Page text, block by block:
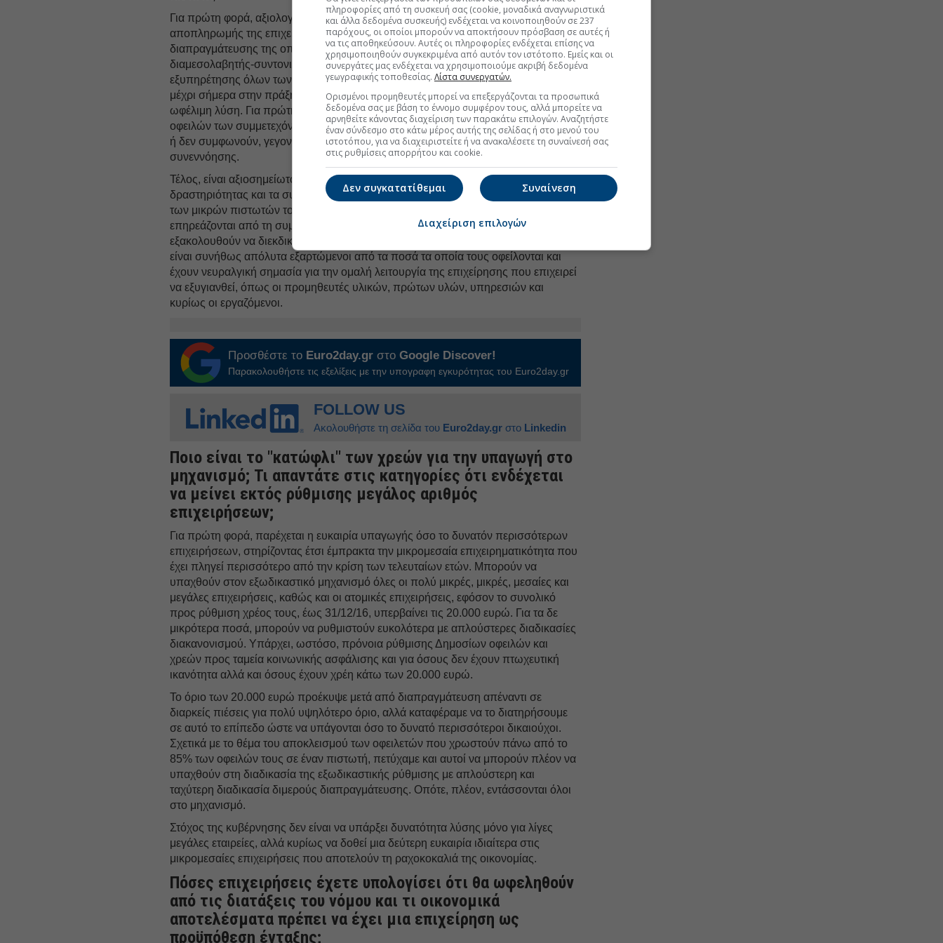
Για πρώτη φορά, αξιολογείται με αντικειμενικά κριτήρια η πραγματική ικανότητα
αποπληρωμής της επιχείρησης και κατόπιν διαφανούς διαδικασίας
διαπραγμάτευσης της οποίας εγγυητής είναι ένας πιστοποιημένος ενδιάμεσος
διαμεσολαβητής-συντονιστής διαμορφώνεται ένα κοινώς συμφωνημένο πλάνο
εξυπηρέτησης όλων των χρεών βάσει αυτής -και όχι αντιστρόφως όπως γινόταν
μέχρι σήμερα στην πράξη- εξασφαλίζοντας μια ολοκληρωμένη και οικονομικά
ωφέλιμη λύση. Για πρώτη φορά, επίσης, οι πιστωτές που έχουν το 60% των
οφειλών των συμμετεχόντων, δεσμεύει τους υπόλοιπους πιστωτές που αδρανούν
ή δεν συμφωνούν, γεγονός που ενδέχεται να επιφέρει ουσιαστικές ευκαιρίες
συνεννόησης.
Τέλος, είναι αξιοσημείωτο για την ομαλή λειτουργία της οικονομικής
δραστηριότητας και τα συμφέροντα των εργαζομένων ότι εξαιρέσαμε τις απαιτήσεις
των μικρών πιστωτών του οφειλέτη που μπαίνει στον μηχανισμό. Αυτές δεν
επηρεάζονται από τη συμφωνία αναδιάρθρωσης, από τυχόν «κουρέματα» κλπ και
εξακολουθούν να διεκδικούν το σύνολο των απαιτήσεων τους. Οι μικροί πιστωτές
είναι συνήθως απόλυτα εξαρτώμενοι από τα ποσά τα οποία τους οφείλονται και
έχουν νευραλγική σημασία για την ομαλή λειτουργία της επιχείρησης που επιχειρεί
να εξυγιανθεί, όπως οι προμηθευτές υλικών, πρώτων υλών, υπηρεσιών και
κυρίως οι εργαζόμενοι.
Προσθέστε το Euro2day.gr στοGoogle Discover!
Παρακολουθήστε τις εξελίξεις με την υπογραφη εγκυρότητας του Euro2day.gr
FOLLOW US
Ακολουθήστε τη σελίδα του Euro2day.gr στο Linkedin
Ποιο είναι το "κατώφλι" των χρεών για την υπαγωγή στο
μηχανισμό; Τι απαντάτε στις κατηγορίες ότι ενδέχεται
να μείνει εκτός ρύθμισης μεγάλος αριθμός
επιχειρήσεων;
Για πρώτη φορά, παρέχεται η ευκαιρία υπαγωγής όσο το δυνατόν περισσότερων
επιχειρήσεων, στηρίζοντας έτσι έμπρακτα την μικρομεσαία επιχειρηματικότητα που
έχει πληγεί περισσότερο από την κρίση των τελευταίων ετών. Μπορούν να
υπαχθούν στον εξωδικαστικό μηχανισμό όλες οι πολύ μικρές, μικρές, μεσαίες και
μεγάλες επιχειρήσεις, καθώς και οι ατομικές επιχειρήσεις, εφόσον το συνολικό
προς ρύθμιση χρέος τους, έως 31/12/16, υπερβαίνει τις 20.000 ευρώ. Για τα δε
μικρότερα ποσά, μπορούν να ρυθμιστούν ευκολότερα με απλούστερες διαδικασίες
διακανονισμού. Υπάρχει, ωστόσο, πρόνοια ρύθμισης Δημοσίων οφειλών και
χρεών προς ταμεία κοινωνικής ασφάλισης και για όσους δεν έχουν πτωχευτική
ικανότητα αλλά και όσους έχουν χρέη κάτω των 20.000 ευρώ.
Το όριο των 20.000 ευρώ προέκυψε μετά από διαπραγμάτευση απέναντι σε
διαρκείς πιέσεις για πολύ υψηλότερο όριο, αλλά καταφέραμε να το διατηρήσουμε
σε αυτό το επίπεδο ώστε να υπάγονται όσο το δυνατό περισσότεροι δικαιούχοι.
Σχετικά με το θέμα του αποκλεισμού των οφειλετών που χρωστούν πάνω από το
85% των οφειλών τους σε έναν πιστωτή, πετύχαμε και αυτοί να μπορούν πλέον να
υπαχθούν στη διαδικασία της εξωδικαστικής ρύθμισης με απλούστερη και
ταχύτερη διαδικασία διμερούς διαπραγμάτευσης. Οπότε, πλέον, εντάσσονται όλοι
στο μηχανισμό.
Στόχος της κυβέρνησης δεν είναι να υπάρξει δυνατότητα λύσης μόνο για λίγες
μεγάλες εταιρείες, αλλά κυρίως να δοθεί μια δεύτερη ευκαιρία ιδιαίτερα στις
μικρομεσαίες επιχειρήσεις που αποτελούν τη ραχοκοκαλιά της οικονομίας.
Πόσες επιχειρήσεις έχετε υπολογίσει ότι θα ωφεληθούν
από τις διατάξεις του νόμου και τι οικονομικά
αποτελέσματα πρέπει να έχει μια επιχείρηση ως
προϋπόθεση ένταξης;
πληροφορίες από τη συσκευή σας (cookie, μοναδικά αναγνωριστικά
και άλλα δεδομένα συσκευής) ενδέχεται να κοινοποιηθούν σε 237
παρόχους, οι οποίοι μπορούν να αποκτήσουν πρόσβαση σε αυτές ή
να τις αποθηκεύσουν. Αυτές οι πληροφορίες ενδέχεται επίσης να
χρησιμοποιηθούν συγκεκριμένα από αυτόν τον ιστότοπο. Εμείς και οι
συνεργάτες μας ενδέχεται να χρησιμοποιούμε ακριβή δεδομένα
γεωγραφικής τοποθεσίας. Λίστα συνεργατών.
Ορισμένοι προμηθευτές μπορεί να επεξεργάζονται τα προσωπικά
δεδομένα σας με βάση το έννομο συμφέρον τους, αλλά μπορείτε να
αρνηθείτε κάνοντας διαχείριση των παρακάτω επιλογών. Αναζητήστε
έναν σύνδεσμο στο κάτω μέρος αυτής της σελίδας ή στο μενού του
ιστοτόπου, για να διαχειριστείτε ή να ανακαλέσετε τη συναίνεσή σας
στις ρυθμίσεις απορρήτου και cookie.
Συναίνεση
Δεν συγκατατίθεμαι
Διαχείριση επιλογών